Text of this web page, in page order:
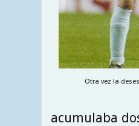
Otra vez la
acumulaba